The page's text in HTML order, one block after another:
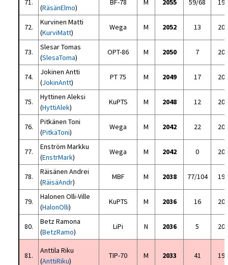
71.
(RäsänElmo)
BF-78 M 2055 59/68
72.
Kurvinen Matti
(KurviMatt)
Wega M 2052 13
73.
Slesar Tomas
(SlesaToma)
OPT-86 M 2050 7
74.
Jokinen Antti
(JokinAntt)
PT 75 M 2049 17
75.
Hyttinen Aleksi
(HyttiAlek)
KuPTS M 2048 12
76.
Pitkänen Toni
(PitkäToni)
Wega M 2042 22
77.
Enström Markku
(EnstrMark)
Wega M 2042 0
78.
Räisänen Andrei
(RäisäAndr)
MBF M 2038 77/104
79.
Halonen Olli-Ville
(HalonOlli)
KuPTS M 2036 16
80.
Betz Ramona
(BetzRamo)
LiPi N 2036 5
81.
Anttila Riku
(AnttiRiku)
TIP-70 M 2033 41